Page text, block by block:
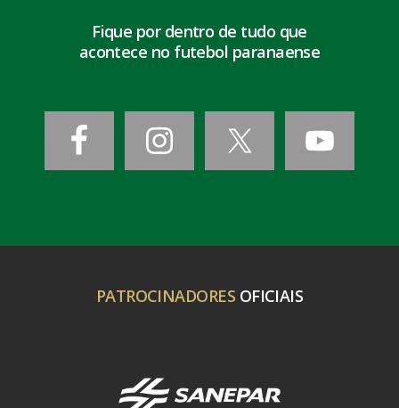
Fique por dentro de tudo que
acontece no futebol paranaense
PATROCINADORES OFICIAIS